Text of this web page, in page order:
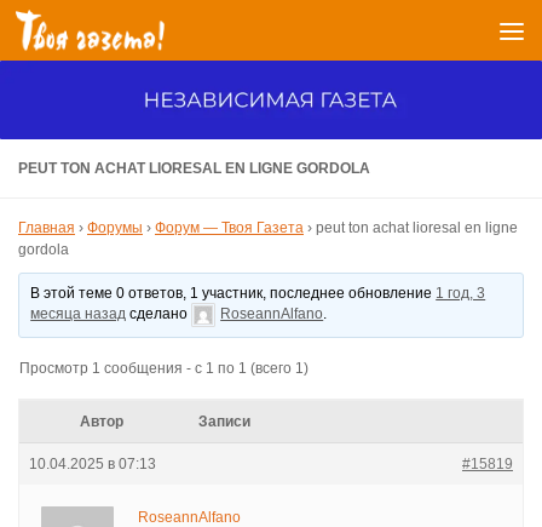
Перейти к содержимому
PEUT TON ACHAT LIORESAL EN LIGNE GORDOLA
Главная › Форумы › Форум — Твоя Газета › peut ton achat lioresal en ligne
gordola
В этой теме 0 ответов, 1 участник, последнее обновление 1 год, 3
месяца назад сделано RoseannAlfano.
Просмотр 1 сообщения - с 1 по 1 (всего 1)
Автор Записи
10.04.2025 в 07:13 #15819
RoseannAlfano